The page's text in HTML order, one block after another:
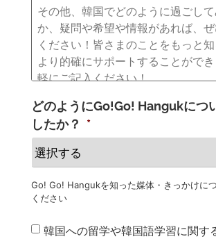
どのようにGo!Go! Hangukにつ
したか？
*
Go! Go! Hangukを知った媒体・きっかけに
ください
Newsletter
韓国への留学や韓国語学習に関す